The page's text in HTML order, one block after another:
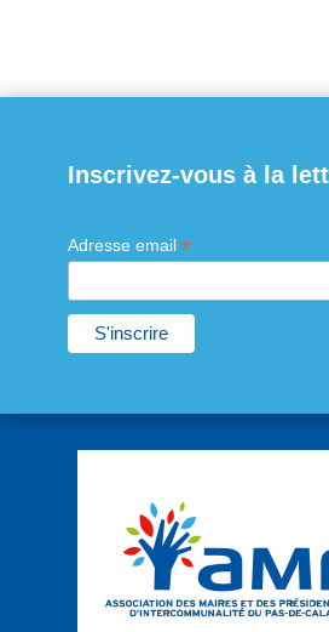
Inscrivez-vous à la
Adresse email *